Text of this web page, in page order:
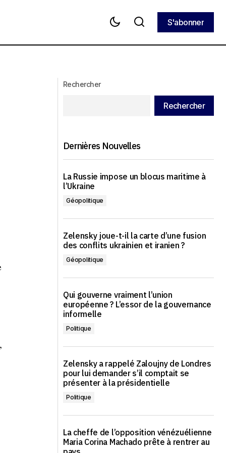
S'abonner
Rechercher
Rechercher
Dernières Nouvelles
La Russie impose un blocus maritime à
l’Ukraine
Géopolitique
Zelensky joue-t-il la carte d’une fusion
des conflits ukrainien et iranien ?
Géopolitique
Qui gouverne vraiment l’union
européenne ? L’essor de la gouvernance
informelle
Politique
Zelensky a rappelé Zaloujny de Londres
pour lui demander s’il comptait se
présenter à la présidentielle
Politique
La cheffe de l’opposition vénézuélienne
Maria Corina Machado prête à rentrer au